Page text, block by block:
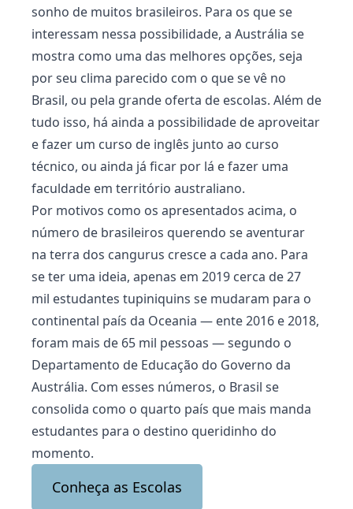
sonho de muitos brasileiros. Para os que se
interessam nessa possibilidade, a Austrália se
mostra como uma das melhores opções, seja
por seu clima parecido com o que se vê no
Brasil, ou pela grande oferta de escolas. Além de
tudo isso, há ainda a possibilidade de aproveitar
e fazer um curso de inglês junto ao curso
técnico, ou ainda já ficar por lá e fazer uma
faculdade em território australiano.
Por motivos como os apresentados acima, o
número de brasileiros querendo se aventurar
na terra dos cangurus cresce a cada ano. Para
se ter uma ideia, apenas em 2019 cerca de 27
mil estudantes tupiniquins se mudaram para o
continental país da Oceania — ente 2016 e 2018,
foram mais de 65 mil pessoas — segundo o
Departamento de Educação do Governo da
Austrália. Com esses números, o Brasil se
consolida como o quarto país que mais manda
estudantes para o destino queridinho do
momento.
Conheça as Escolas